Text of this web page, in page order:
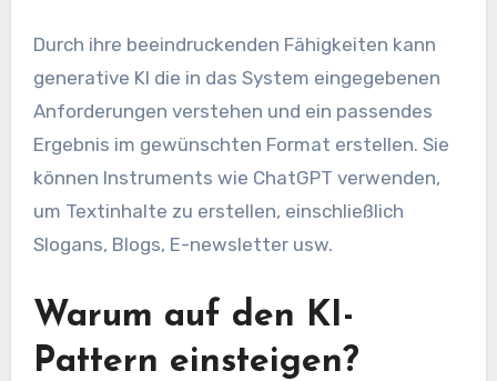
Durch ihre beeindruckenden Fähigkeiten kann
generative KI die in das System eingegebenen
Anforderungen verstehen und ein passendes
Ergebnis im gewünschten Format erstellen. Sie
können Instruments wie ChatGPT verwenden,
um Textinhalte zu erstellen, einschließlich
Slogans, Blogs, E-newsletter usw.
Warum auf den KI-
Pattern einsteigen?